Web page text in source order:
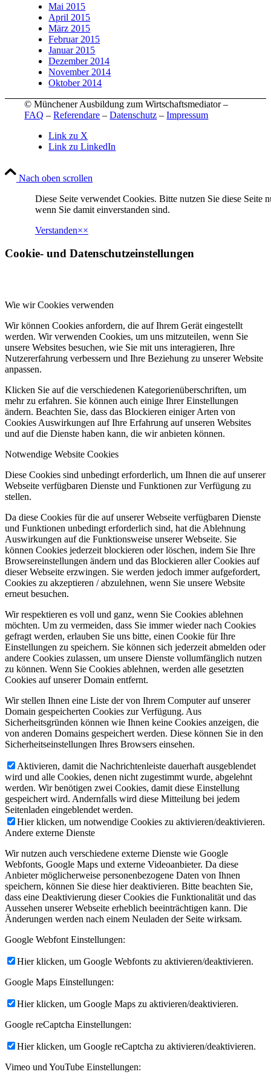
Mai 2015
April 2015
März 2015
Februar 2015
Januar 2015
Dezember 2014
November 2014
Oktober 2014
© Münchener Ausbildung zum Wirtschaftsmediator –
FAQ –Referendare –Datenschutz –Impressum
Link zu X
Link zu LinkedIn
Nach oben scrollen
Diese Seite verwendet Cookies. Bitte nutzen Sie diese Seite
wenn Sie damit einverstanden sind.
Verstanden××
Cookie- und Datenschutzeinstellungen
Wie wir Cookies verwenden
Wir können Cookies anfordern, die auf Ihrem Gerät eingestellt
werden. Wir verwenden Cookies, um uns mitzuteilen, wenn Sie
unsere Websites besuchen, wie Sie mit uns interagieren, Ihre
Nutzererfahrung verbessern und Ihre Beziehung zu unserer Website
anpassen.
Klicken Sie auf die verschiedenen Kategorienüberschriften, um
mehr zu erfahren. Sie können auch einige Ihrer Einstellungen
ändern. Beachten Sie, dass das Blockieren einiger Arten von
Cookies Auswirkungen auf Ihre Erfahrung auf unseren Websites
und auf die Dienste haben kann, die wir anbieten können.
Notwendige Website Cookies
Diese Cookies sind unbedingt erforderlich, um Ihnen die auf unserer
Webseite verfügbaren Dienste und Funktionen zur Verfügung zu
stellen.
Da diese Cookies für die auf unserer Webseite verfügbaren Dienste
und Funktionen unbedingt erforderlich sind, hat die Ablehnung
Auswirkungen auf die Funktionsweise unserer Webseite. Sie
können Cookies jederzeit blockieren oder löschen, indem Sie Ihre
Browsereinstellungen ändern und das Blockieren aller Cookies auf
dieser Webseite erzwingen. Sie werden jedoch immer aufgefordert,
Cookies zu akzeptieren / abzulehnen, wenn Sie unsere Website
erneut besuchen.
Wir respektieren es voll und ganz, wenn Sie Cookies ablehnen
möchten. Um zu vermeiden, dass Sie immer wieder nach Cookies
gefragt werden, erlauben Sie uns bitte, einen Cookie für Ihre
Einstellungen zu speichern. Sie können sich jederzeit abmelden oder
andere Cookies zulassen, um unsere Dienste vollumfänglich nutzen
zu können. Wenn Sie Cookies ablehnen, werden alle gesetzten
Cookies auf unserer Domain entfernt.
Wir stellen Ihnen eine Liste der von Ihrem Computer auf unserer
Domain gespeicherten Cookies zur Verfügung. Aus
Sicherheitsgründen können wie Ihnen keine Cookies anzeigen, die
von anderen Domains gespeichert werden. Diese können Sie in den
Sicherheitseinstellungen Ihres Browsers einsehen.
Aktivieren, damit die Nachrichtenleiste dauerhaft ausgeblendet
wird und alle Cookies, denen nicht zugestimmt wurde, abgelehnt
werden. Wir benötigen zwei Cookies, damit diese Einstellung
gespeichert wird. Andernfalls wird diese Mitteilung bei jedem
Seitenladen eingeblendet werden.
Hier klicken, um notwendige Cookies zu aktivieren/deaktivieren.
Andere externe Dienste
Wir nutzen auch verschiedene externe Dienste wie Google
Webfonts, Google Maps und externe Videoanbieter. Da diese
Anbieter möglicherweise personenbezogene Daten von Ihnen
speichern, können Sie diese hier deaktivieren. Bitte beachten Sie,
dass eine Deaktivierung dieser Cookies die Funktionalität und das
Aussehen unserer Webseite erheblich beeinträchtigen kann. Die
Änderungen werden nach einem Neuladen der Seite wirksam.
Google Webfont Einstellungen:
Hier klicken, um Google Webfonts zu aktivieren/deaktivieren.
Google Maps Einstellungen:
Hier klicken, um Google Maps zu aktivieren/deaktivieren.
Google reCaptcha Einstellungen:
Hier klicken, um Google reCaptcha zu aktivieren/deaktivieren.
Vimeo und YouTube Einstellungen: